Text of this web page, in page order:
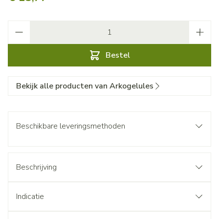
Bestel
Bekijk alle producten van Arkogelules
Beschikbare leveringsmethoden
Beschrijving
Indicatie